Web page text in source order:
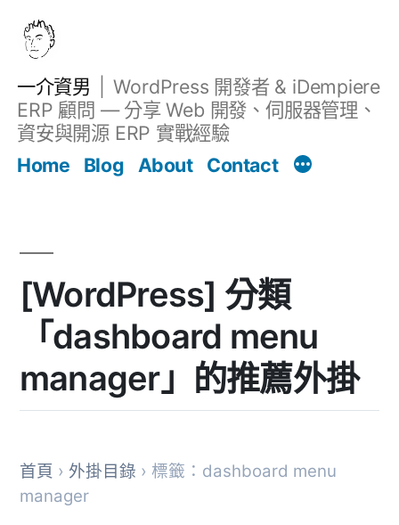
一介資男
WordPress 開發者 & iDempiere
ERP 顧問 — 分享 Web 開發、伺服器管理、
資安與開源 ERP 實戰經驗
Home
Blog About Contact
[WordPress] 分類
「dashboard menu
manager」的推薦外掛
首頁 › 外掛目錄 › 標籤：dashboard menu
manager
文章